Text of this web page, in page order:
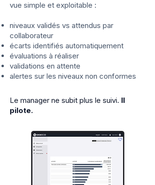
vue simple et exploitable :
niveaux validés vs attendus par
collaborateur
écarts identifiés automatiquement
évaluations à réaliser
validations en attente
alertes sur les niveaux non conformes
Le manager ne subit plus le suivi. Il
pilote.